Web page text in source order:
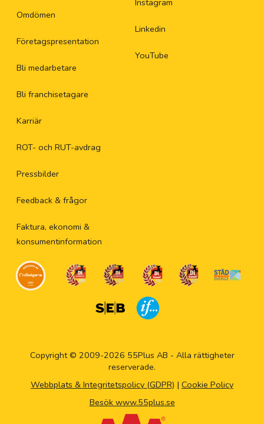
Omdömen
Företagspresentation
Bli medarbetare
Bli franchisetagare
Karriär
ROT- och RUT-avdrag
Pressbilder
Feedback & frågor
Faktura, ekonomi &
konsumentinformation
Instagram
Linkedin
YouTube
Copyright © 2009-2026 55Plus AB - Alla rättigheter
reserverade.
Webbplats & Integritetspolicy (GDPR) | Cookie Policy
Besök www.55plus.se